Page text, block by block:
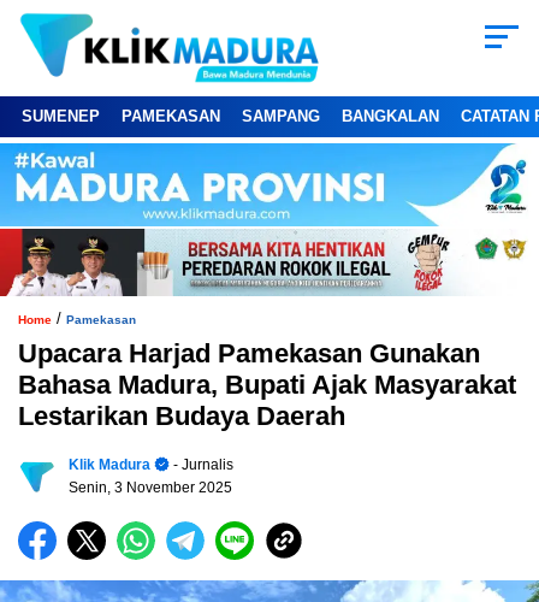
SUMENEP PAMEKASAN SAMPANG BANGKALAN CATATAN
Home / Pamekasan
Upacara Harjad Pamekasan Gunakan
Bahasa Madura, Bupati Ajak Masyarakat
Lestarikan Budaya Daerah
Klik Madura
- Jurnalis
Senin, 3 November 2025